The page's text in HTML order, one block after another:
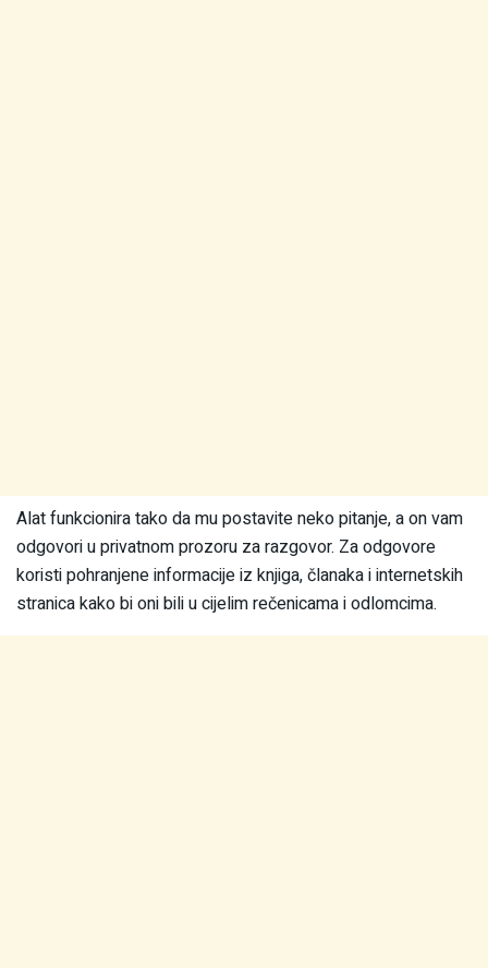
Alat funkcionira tako da mu postavite neko pitanje, a on vam
odgovori u privatnom prozoru za razgovor. Za odgovore
koristi pohranjene informacije iz knjiga, članaka i internetskih
stranica kako bi oni bili u cijelim rečenicama i odlomcima.